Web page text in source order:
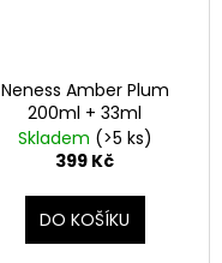
Neness Amber Plum
200ml + 33ml
Skladem (>5 ks)
399 Kč
DO KOŠÍKU